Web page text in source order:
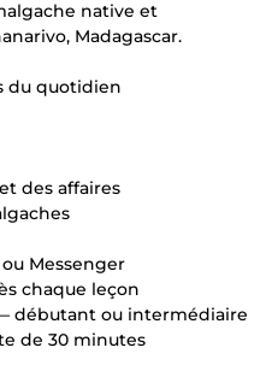
native et
Madagascar.
du quotidien
des affaires
Messenger
chaque leçon
débutant ou intermédiaire
de 30 minutes